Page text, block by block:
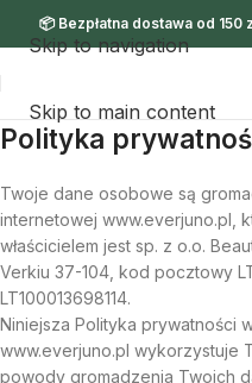
Skip to navigation
Skip to main content
📦 Bezpłatna dostawa od 150
Polityka
Twoje dane osobowe są
internetowej www.everjuno.pl,
właścicielem jest sp. z o.o.
Verkiu 37-104, kod pocztowy
LT100013698114.
Niniejsza Polityka prywatności
www.everjuno.pl wykorzystuje
powody gromadzenia Twoich